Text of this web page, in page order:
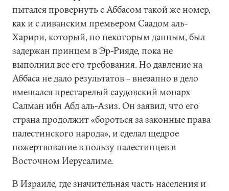
пытался провернуть с Аббасом такой же номер,
как и с ливанским премьером Саадом аль-
Харири, который, по некоторым данным, был
задержан принцем в Эр-Рияде, пока не
выполнил все его требования. Но давление на
Аббаса не дало результатов – внезапно в дело
вмешался престарелый саудовский монарх
Салман ибн Абд аль-Азиз. Он заявил, что его
страна продолжит «бороться за законные права
палестинского народа», и сделал щедрое
пожертвование в пользу палестинцев в
Восточном Иерусалиме.
В Израиле, где значительная часть населения и